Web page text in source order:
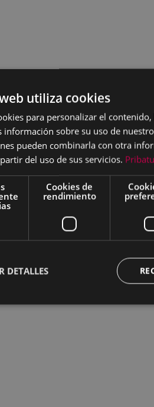
utiliza cookies
para personalizar el
información sobre su uso de
pueden combinarla con otra
del uso de sus servicios.
Cookies de
rendimiento
DETALLES